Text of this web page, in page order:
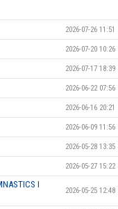
2026-07-26 11:51
2026-07-20 10:26
2026-07-17 18:39
2026-06-22 07:56
2026-06-16 20:21
2026-06-09 11:56
2026-05-28 13:35
2026-05-27 15:22
I
2026-05-25 12:48